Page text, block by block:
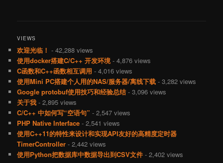
VIEWS
欢迎光临！ - 42,288 views
使用docker搭建C/C++ 开发环境 - 4,876 views
C函数和C++函数相互调用 - 4,016 views
使用Mini PC搭建个人用的NAS/服务器/离线下载 - 3,282 views
Google protobuf使用技巧和经验总结 - 3,096 views
关于我 - 2,895 views
C/C++ 中如何写“空语句” - 2,547 views
PHP Native Interface - 2,541 views
使用C++11的特性来设计和实现API友好的高精度定时器
TimerController - 2,442 views
使用Python把数据库中数据导出到CSV文件 - 2,402 views